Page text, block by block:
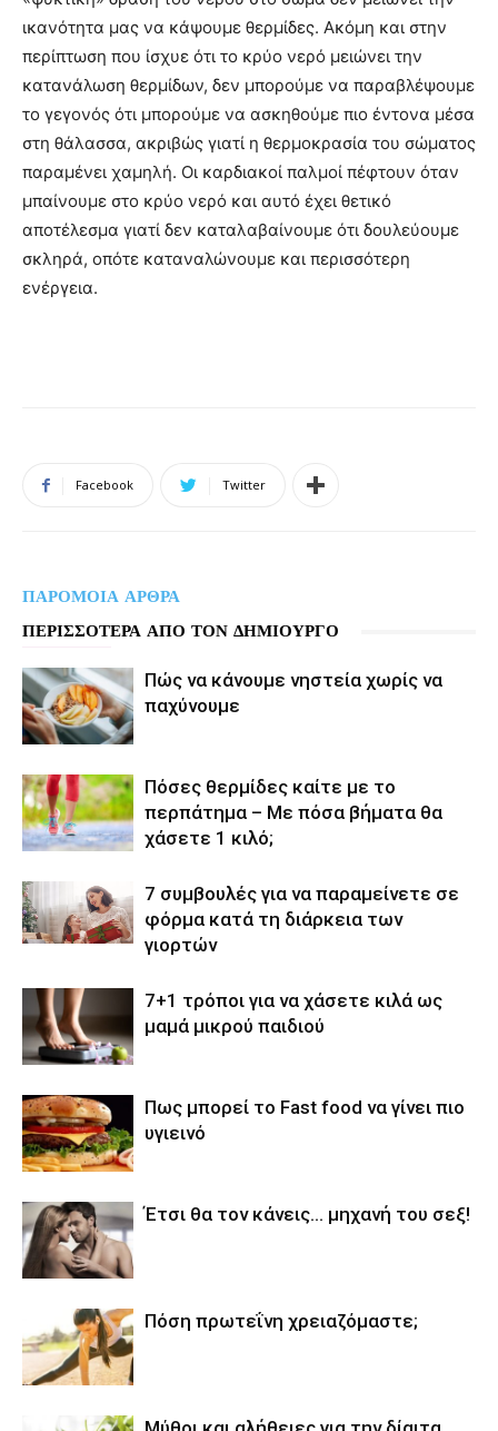
ικανότητα μας να κάψουμε θερμίδες. Ακόμη και στην
περίπτωση που ίσχυε ότι το κρύο νερό μειώνει την
κατανάλωση θερμίδων, δεν μπορούμε να παραβλέψουμε
το γεγονός ότι μπορούμε να ασκηθούμε πιο έντονα μέσα
στη θάλασσα, ακριβώς γιατί η θερμοκρασία του σώματος
παραμένει χαμηλή. Οι καρδιακοί παλμοί πέφτουν όταν
μπαίνουμε στο κρύο νερό και αυτό έχει θετικό
αποτέλεσμα γιατί δεν καταλαβαίνουμε ότι δουλεύουμε
σκληρά, οπότε καταναλώνουμε και περισσότερη
ενέργεια.
Facebook Twitter
ΠΑΡΟΜΟΙΑ ΑΡΘΡΑ
ΠΕΡΙΣΣΟΤΕΡΑ ΑΠΟ ΤΟΝ ΔΗΜΙΟΥΡΓΟ
Πώς να κάνουμε νηστεία χωρίς να
παχύνουμε
Πόσες θερμίδες καίτε με το
περπάτημα – Με πόσα βήματα θα
χάσετε 1 κιλό;
7 συμβουλές για να παραμείνετε σε
φόρμα κατά τη διάρκεια των
γιορτών
7+1 τρόποι για να χάσετε κιλά ως
μαμά μικρού παιδιού
Πως μπορεί το Fast food να γίνει πιο
υγιεινό
Έτσι θα τον κάνεις… μηχανή του σεξ!
Πόση πρωτεΐνη χρειαζόμαστε;